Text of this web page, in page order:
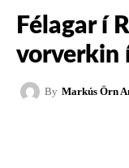
Félagar í
vorverkin
By Markús Örn